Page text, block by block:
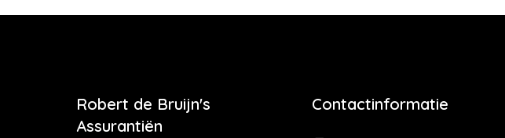
Robert de Bruijn's
Assurantiën
Contactinformatie